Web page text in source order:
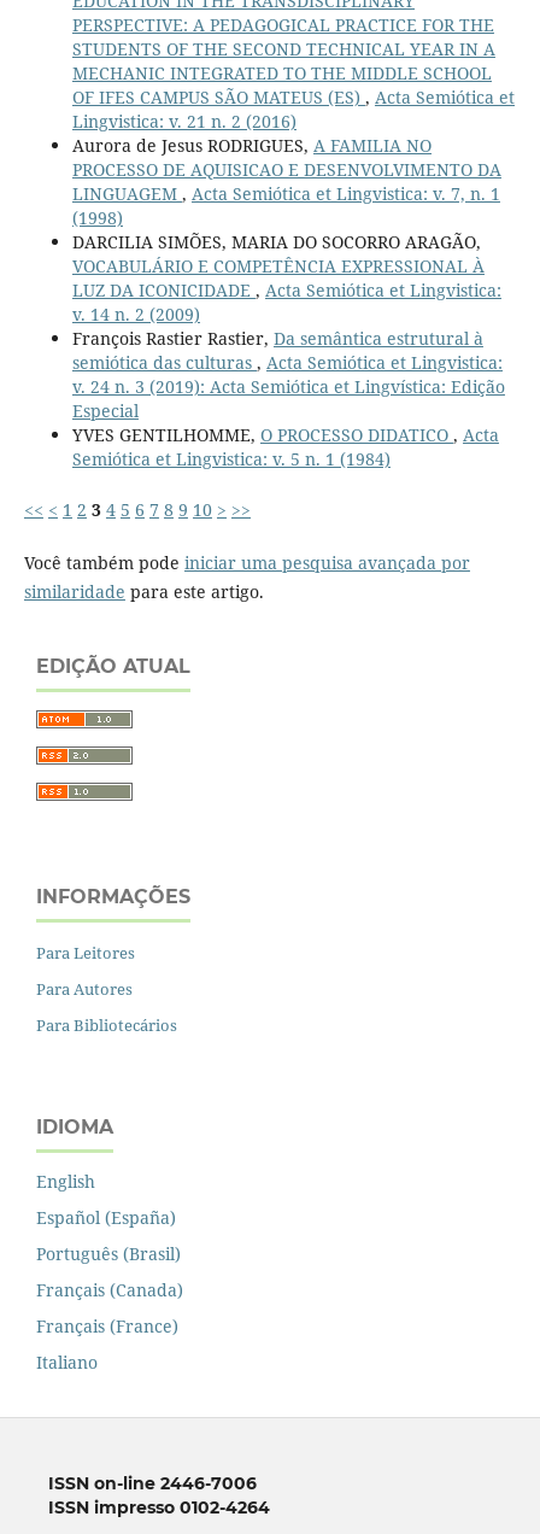
PERSPECTIVE: A PEDAGOGICAL PRACTICE FOR THE
STUDENTS OF THE SECOND TECHNICAL YEAR IN A
MECHANIC INTEGRATED TO THE MIDDLE SCHOOL
OF IFES CAMPUS SÃO MATEUS (ES) , Acta Semiótica et
Lingvistica: v. 21 n. 2 (2016)
Aurora de Jesus RODRIGUES, A FAMILIA NO
PROCESSO DE AQUISICAO E DESENVOLVIMENTO DA
LINGUAGEM , Acta Semiótica et Lingvistica: v. 7, n. 1
(1998)
DARCILIA SIMÕES, MARIA DO SOCORRO ARAGÃO,
VOCABULÁRIO E COMPETÊNCIA EXPRESSIONAL À
LUZ DA ICONICIDADE , Acta Semiótica et Lingvistica:
v. 14 n. 2 (2009)
François Rastier Rastier, Da semântica estrutural à
semiótica das culturas , Acta Semiótica et Lingvistica:
v. 24 n. 3 (2019): Acta Semiótica et Lingvística: Edição
Especial
YVES GENTILHOMME, O PROCESSO DIDATICO , Acta
Semiótica et Lingvistica: v. 5 n. 1 (1984)
<< < 1 2 3 4 5 6 7 8 9 10 > >>
Você também pode iniciar uma pesquisa avançada por
similaridade para este artigo.
EDIÇÃO ATUAL
INFORMAÇÕES
Para Leitores
Para Autores
Para Bibliotecários
IDIOMA
English
Español (España)
Português (Brasil)
Français (Canada)
Français (France)
Italiano
ISSN on-line 2446-7006
ISSN impresso 0102-4264